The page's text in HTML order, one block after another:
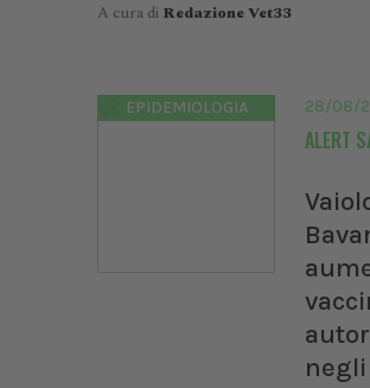
A cura di Redazione Vet33
EPIDEMIOLOGIA 28/08/
ALERT